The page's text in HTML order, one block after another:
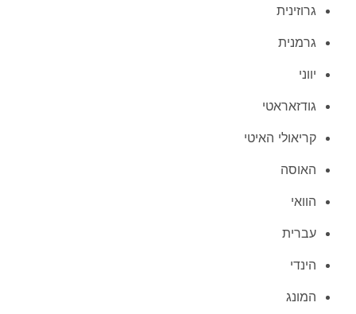
גרוזינית
גרמנית
יווני
גודזאראטי
קריאולי האיטי
האוסה
הוואי
עברית
הינדי
המונג